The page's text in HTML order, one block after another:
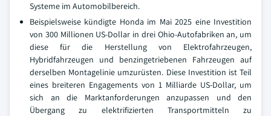
Systeme im Automobilbereich.
Beispielsweise kündigte Honda im Mai 2025 eine Investition
von 300 Millionen US-Dollar in drei Ohio-Autofabriken an, um
diese für die Herstellung von Elektrofahrzeugen,
Hybridfahrzeugen und benzingetriebenen Fahrzeugen auf
derselben Montagelinie umzurüsten. Diese Investition ist Teil
eines breiteren Engagements von 1 Milliarde US-Dollar, um
sich an die Marktanforderungen anzupassen und den
Übergang zu elektrifizierten Transportmitteln zu